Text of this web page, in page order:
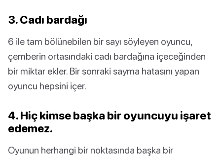
3. Cadı bardağı
6 ile tam bölünebilen bir sayı söyleyen oyuncu,
çemberin ortasındaki cadı bardağına içeceğinden
bir miktar ekler. Bir sonraki sayma hatasını yapan
oyuncu hepsini içer.
4. Hiç kimse başka bir oyuncuyu işaret
edemez.
Oyunun herhangi bir noktasında başka bir